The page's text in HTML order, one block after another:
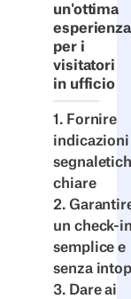
un'ottima
esperienza
per i
visitatori
in ufficio
1. Fornire
indicazioni
chiare
2.
un check-
semplice e
senza
3. Dare ai